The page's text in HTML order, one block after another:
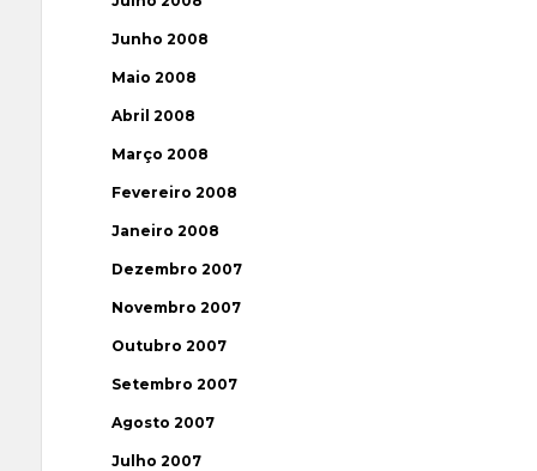
Junho 2008
Maio 2008
Abril 2008
Março 2008
Fevereiro 2008
Janeiro 2008
Dezembro 2007
Novembro 2007
Outubro 2007
Setembro 2007
Agosto 2007
Julho 2007